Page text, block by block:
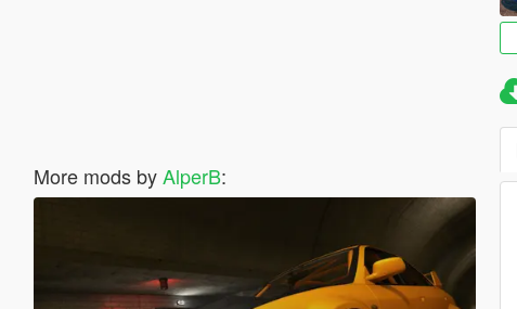
More mods byAlperB: